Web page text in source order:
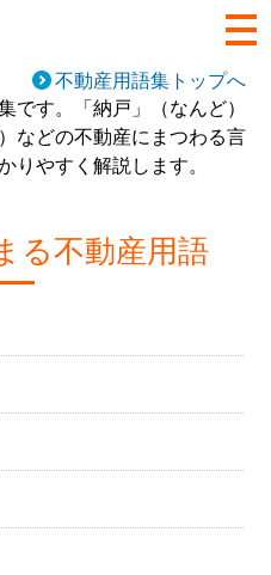
不動産用語集トップへ
です。「納戸」（なんど）
などの不動産にまつわる言
りやすく解説します。
る不動産用語